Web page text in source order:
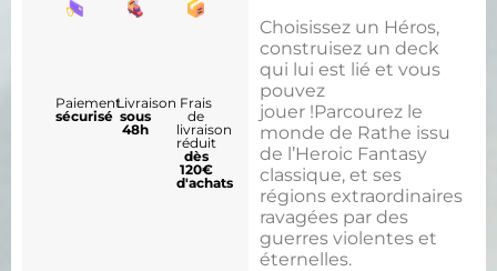
Choisissez un Héros,
construisez un deck
qui lui est lié et vous
pouvez
jouer !Parcourez le
monde de Rathe issu
de l’Heroic Fantasy
classique, et ses
régions extraordinaires
ravagées par des
guerres violentes et
éternelles.
Paiement
sécurisé
Livraison
sous
48h
Frais
de
livraison
réduit
dès
120€
d'achats